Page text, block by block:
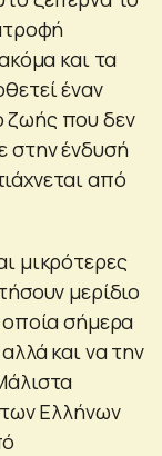
και τα
έναν
ζωής που δεν
στην ένδυσή
από
μικρότερες
μερίδιο
σήμερα
και να την
Ελλήνων